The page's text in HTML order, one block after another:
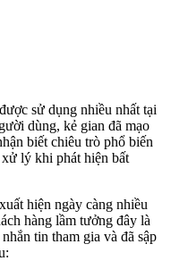
sử dụng nhiều nhất tại
dùng, kẻ gian đã mạo
biết chiêu trò phổ biến
lý khi phát hiện bất
hiện ngày càng nhiều
hàng lầm tưởng đây là
tin tham gia và đã sập